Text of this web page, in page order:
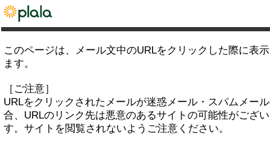
このページは、メール文中のURLをクリックした際に表
ます。
［ご注意］
URLをクリックされたメールが迷惑メール・スパムメー
合、URLのリンク先は悪意のあるサイトの可能性がござ
す。サイトを閲覧されないようご注意ください。